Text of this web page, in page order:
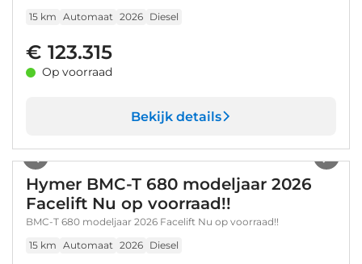
15 km Automaat 2026 Diesel
€ 123.315
Op voorraad
Bekijk details
Hymer BMC-T 680 modeljaar 2026
Facelift Nu op voorraad!!
BMC-T 680 modeljaar 2026 Facelift Nu op voorraad!!
15 km Automaat 2026 Diesel